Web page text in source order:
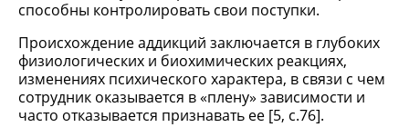
способны контролировать свои поступки.
Происхождение аддикций заключается в глубоких
физиологических и биохимических реакциях,
изменениях психического характера, в связи с чем
сотрудник оказывается в «плену» зависимости и
часто отказывается признавать ее [5, c.76].